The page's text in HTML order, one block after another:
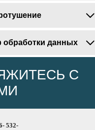

обработки данных 
С
532-